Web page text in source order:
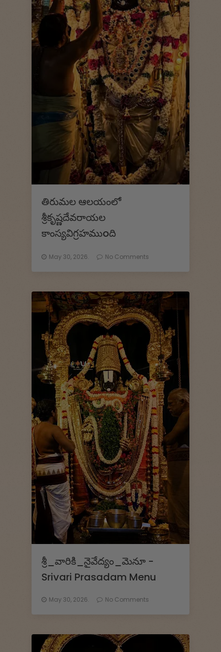
తిరుమల ఆలయంలో
శ్రీకృష్ణదేవరాయల
కాంస్యవిగ్రహముoది
May 30, 2026. No Comments
శ్రీ_వారికి_నైవేద్యం_మెనూ -
Srivari Prasadam Menu
May 30, 2026. No Comments